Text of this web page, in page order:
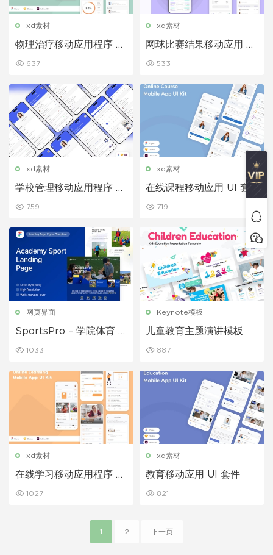
xd素材
物理治疗移动应用程序 UI
637
xd素材
网球比赛结果移动应用 UI
533
xd素材
学校管理移动应用程序 UI
759
xd素材
在线课程移动应用 UI 套
719
网页界面
SportsPro – 学院体育 Fi
1033
Keynote模板
儿童教育主题演讲模板
887
xd素材
在线学习移动应用程序 UI
1027
xd素材
教育移动应用 UI 套件
821
1 2 下一页